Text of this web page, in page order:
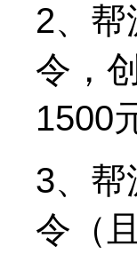
2、
令，
1500
3、帮
令（